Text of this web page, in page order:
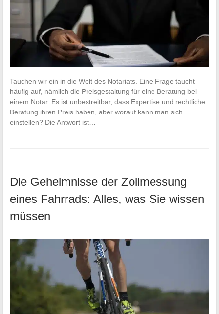
Tauchen wir ein in die Welt des Notariats. Eine Frage taucht
häufig auf, nämlich die Preisgestaltung für eine Beratung bei
einem Notar. Es ist unbestreitbar, dass Expertise und rechtliche
Beratung ihren Preis haben, aber worauf kann man sich
einstellen? Die Antwort ist…
Die Geheimnisse der Zollmessung
eines Fahrrads: Alles, was Sie wissen
müssen